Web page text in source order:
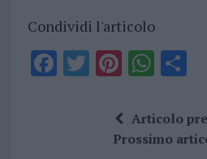
Condividi l'articolo
F T Pi
te
re
W
at
s
S
a
Articolo
Prossimo